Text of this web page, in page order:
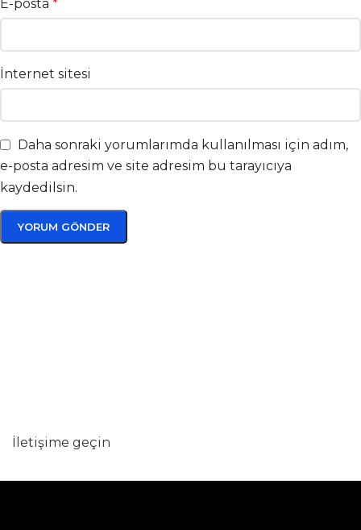
E-posta *
İnternet sitesi
Daha sonraki yorumlarımda kullanılması için adım,
e-posta adresim ve site adresim bu tarayıcıya
kaydedilsin.
İletişime geçin